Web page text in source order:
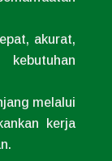
akurat,
melalui
kerja